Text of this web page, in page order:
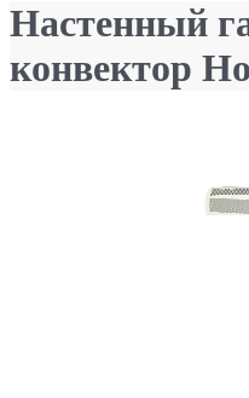
Настенный
конвектор